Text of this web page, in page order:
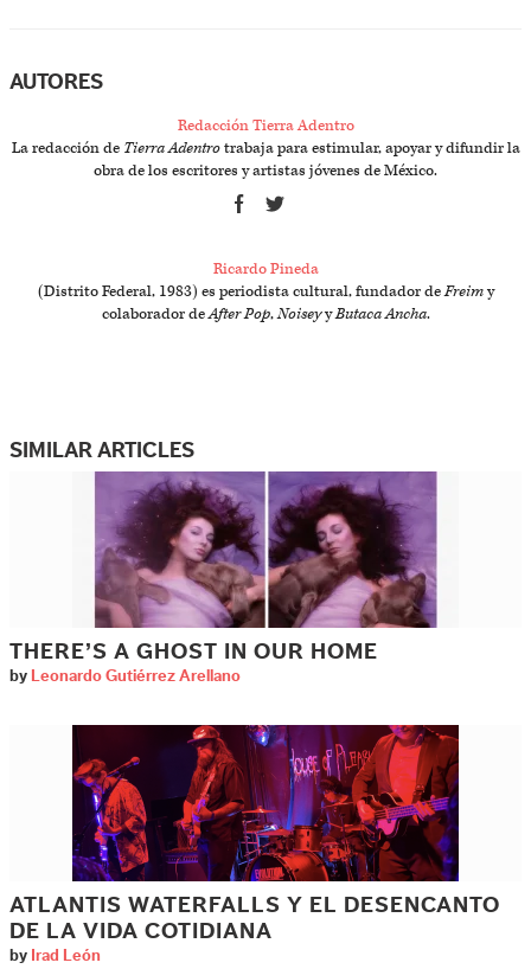
AUTORES
Redacción Tierra Adentro
La redacción de Tierra Adentrotrabaja para estimular, apoyar y difundir la
obra de los escritores y artistas jóvenes de México.
Ricardo Pineda
(Distrito Federal, 1983) es periodista cultural, fundador deFreimy
colaborador deAfter Pop,NoiseyyButaca Ancha.
SIMILAR ARTICLES
THERE’S A GHOST IN OUR HOME
by Leonardo Gutiérrez Arellano
ATLANTIS WATERFALLS Y EL DESENCANTO
DE LA VIDA COTIDIANA
by Irad León